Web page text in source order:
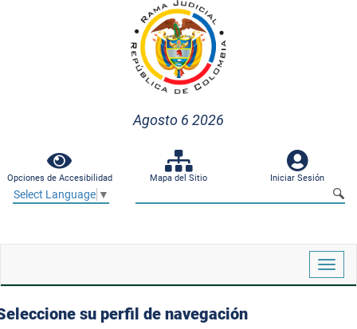
Agosto 6 2026
Opciones de Accesibilidad Mapa del Sitio Iniciar Sesión
Select Language ▼
su perfil de navegación